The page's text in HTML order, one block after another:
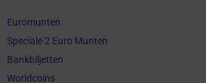
Euromunten
Speciale 2 Euro Munten
Bankbiljetten
Worldcoins